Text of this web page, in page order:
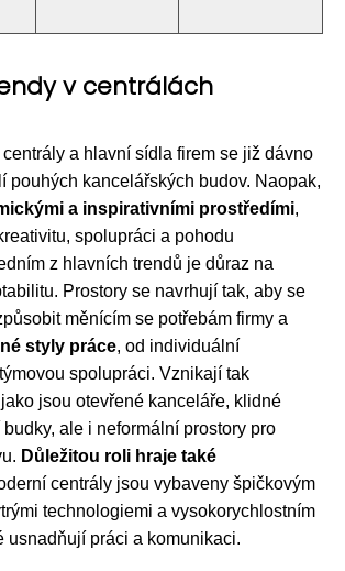
v centrálách
a hlavní sídla firem se již dávno
pouhých kancelářských budov. Naopak,
a inspirativními prostředími,
spolupráci a pohodu
z hlavních trendů je důraz na
Prostory se navrhují tak, aby se
měnícím se potřebám firmy a
styly práce, od individuální
spolupráci. Vznikají tak
jsou otevřené kanceláře, klidné
budky, ale i neformální prostory pro
Důležitou roli hraje také
centrály jsou vybaveny špičkovým
technologiemi a vysokorychlostním
usnadňují práci a komunikaci.